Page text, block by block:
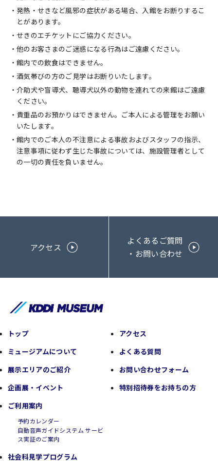
発熱・せきなど風邪の症状がある場合、入館をお断りするこ
とがあります。
せきのエチケットにご協力ください。
他のお客さまのご迷惑になる行為はご遠慮ください。
館内での飲食はできません。
酒気帯びの方のご見学はお断りいたします。
介助犬や盲導犬、聴導犬以外の動物を連れての来館はご遠慮
ください。
貴重品のお預かりはできません。ご本人による管理をお願い
いたします。
館内でのご本人の不注意による事故およびスタッフの指示、
注意事項に従わず生じた事故については、施設管理者として
の一切の責任を負いません。
アクセス
よくあるご質問
・お問い合わせ
トップ
ミュージアムについて
展示エリアのご紹介
企画展・イベント
ご利用案内
予約カレンダー
自動音声ガイドシステム サービ
ス実証のご案内
社会科見学プログラム
アクセス
よくある質問
お問い合わせフォーム
特別招待券をお持ちの方